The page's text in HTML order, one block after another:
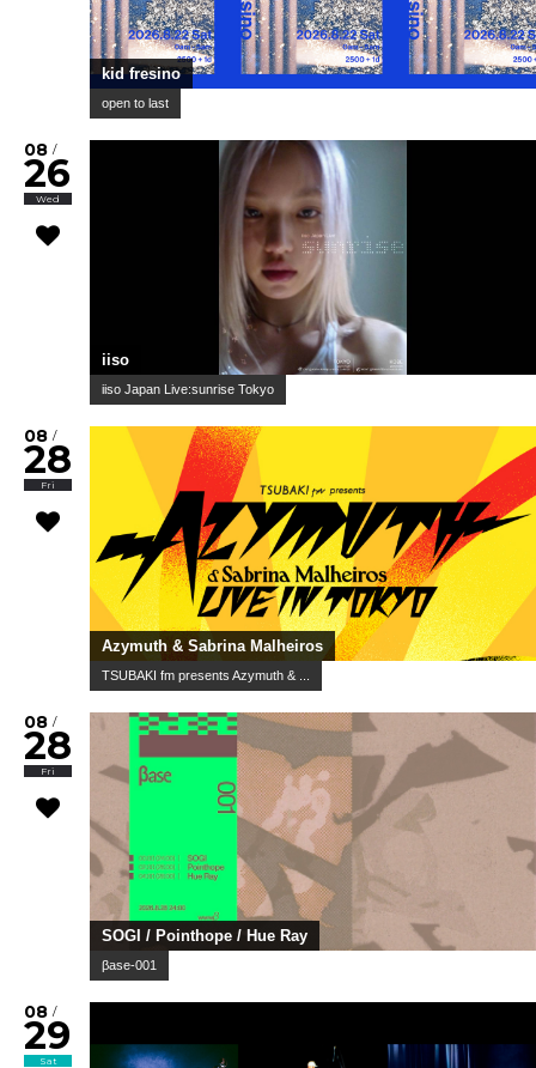
kid fresino
open to last
08 /
26
Wed
iiso
iiso Japan Live:sunrise Tokyo
08 /
28
Fri
Azymuth & Sabrina Malheiros
TSUBAKI fm presents Azymuth & ...
08 /
28
Fri
SOGI / Pointhope / Hue Ray
βase-001
08 /
29
Sat